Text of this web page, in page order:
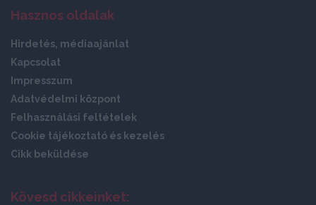
Hasznos oldalak
Hirdetés, médiaajánlat
Kapcsolat
Impresszum
Adatvédelmi központ
Felhasználási feltételek
Cookie tájékoztató és kezelés
Cikk beküldése
Kövesd cikkeinket: